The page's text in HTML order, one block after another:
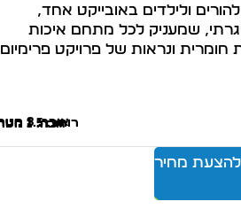
ולילדים באובייקט אחד,
שמעניק לכל מתחם איכות
חומרית ונראות של פרויקט פרימיום
אורך: 3 מטר
רוחב: 1.5 מטר
גובה: 1 מטר
מחיר